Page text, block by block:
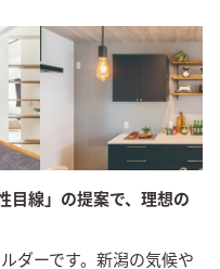
目線」の提案で、理想の
ダーです。新潟の気候や